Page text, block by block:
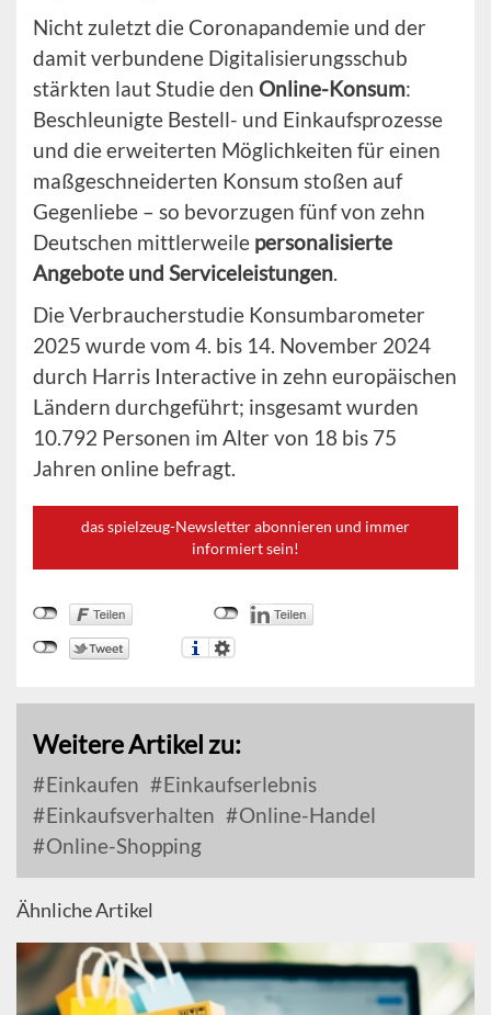
Nicht zuletzt die Coronapandemie und der
damit verbundene Digitalisierungsschub
stärkten laut Studie den Online-Konsum:
Beschleunigte Bestell- und Einkaufsprozesse
und die erweiterten Möglichkeiten für einen
maßgeschneiderten Konsum stoßen auf
Gegenliebe – so bevorzugen fünf von zehn
Deutschen mittlerweile personalisierte
Angebote und Serviceleistungen.
Die Verbraucherstudie Konsumbarometer
2025 wurde vom 4. bis 14. November 2024
durch Harris Interactive in zehn europäischen
Ländern durchgeführt; insgesamt wurden
10.792 Personen im Alter von 18 bis 75
Jahren online befragt.
das spielzeug-Newsletter abonnieren und immer
informiert sein!
Weitere Artikel zu:
Einkaufen
Einkaufserlebnis
Einkaufsverhalten
Online-Handel
Online-Shopping
Ähnliche Artikel